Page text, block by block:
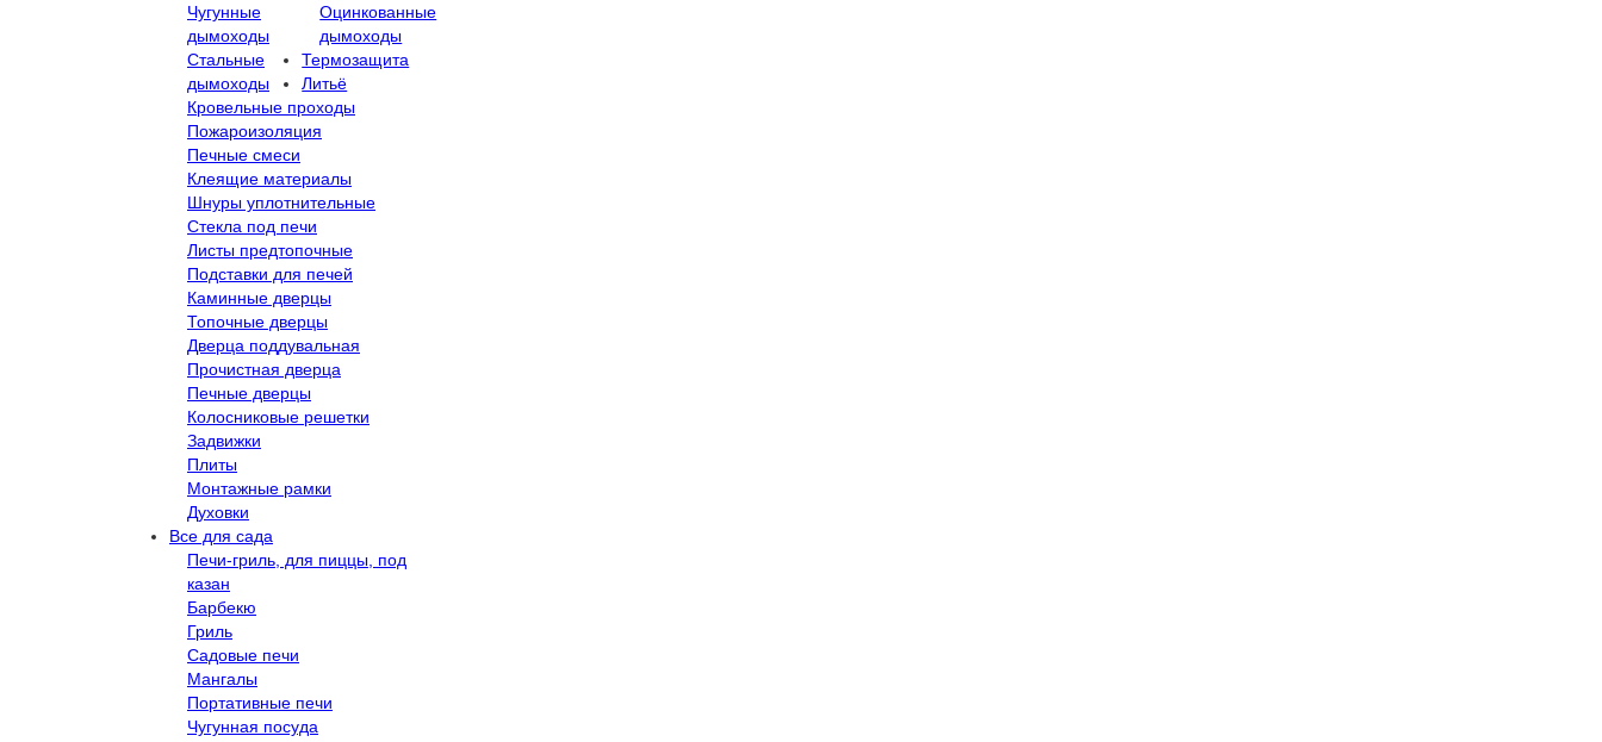
Чугунные
дымоходы
Оцинкованные
дымоходы
Стальные
дымоходы
Термозащита
Кровельные проходы
Пожароизоляция
Печные смеси
Клеящие материалы
Шнуры уплотнительные
Стекла под печи
Листы предтопочные
Подставки для печей
Литьё
Каминные дверцы
Топочные дверцы
Дверца поддувальная
Прочистная дверца
Печные дверцы
Колосниковые решетки
Задвижки
Плиты
Монтажные рамки
Духовки
Все для сада
Печи-гриль, для пиццы, под
казан
Барбекю
Гриль
Садовые печи
Мангалы
Портативные печи
Чугунная посуда